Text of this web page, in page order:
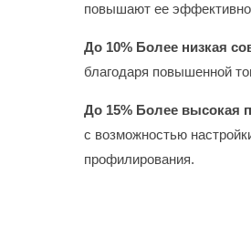
повышают ее
До 10% Более низкая
благодаря повышенной
До 15% Более высокая
с возможностью
профилирования.